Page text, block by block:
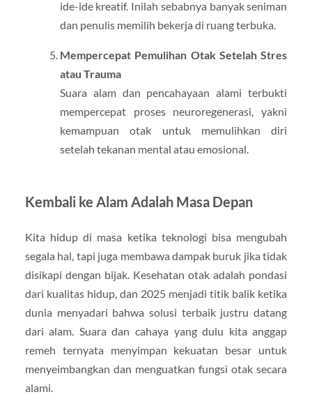
ide-ide kreatif. Inilah sebabnya banyak seniman
dan penulis memilih bekerja di ruang terbuka.
Mempercepat Pemulihan Otak Setelah Stres
atau Trauma
Suara alam dan pencahayaan alami terbukti
mempercepat proses neuroregenerasi, yakni
kemampuan otak untuk memulihkan diri
setelah tekanan mental atau emosional.
Kembali ke Alam Adalah Masa Depan
Kita hidup di masa ketika teknologi bisa mengubah
segala hal, tapi juga membawa dampak buruk jika tidak
disikapi dengan bijak. Kesehatan otak adalah pondasi
dari kualitas hidup, dan 2025 menjadi titik balik ketika
dunia menyadari bahwa solusi terbaik justru datang
dari alam. Suara dan cahaya yang dulu kita anggap
remeh ternyata menyimpan kekuatan besar untuk
menyeimbangkan dan menguatkan fungsi otak secara
alami.